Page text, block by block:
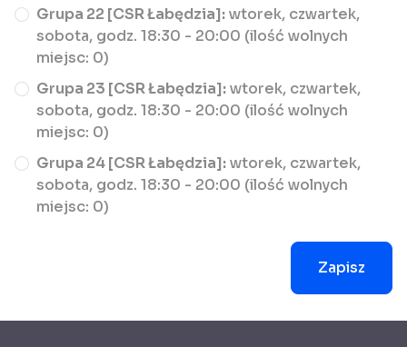
Grupa 22 [CSR Łabędzia]:wtorek, czwartek,
sobota, godz. 18:30 - 20:00 (ilość wolnych
miejsc: 0)
Grupa 23 [CSR Łabędzia]:wtorek, czwartek,
sobota, godz. 18:30 - 20:00 (ilość wolnych
miejsc: 0)
Grupa 24 [CSR Łabędzia]:wtorek, czwartek,
sobota, godz. 18:30 - 20:00 (ilość wolnych
miejsc: 0)